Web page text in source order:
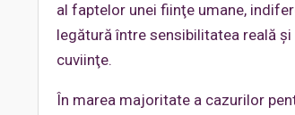
al faptelor unei fiinţe umane,
legătură între sensibilitatea reală
cuviinţe.
În marea majoritate a cazurilor